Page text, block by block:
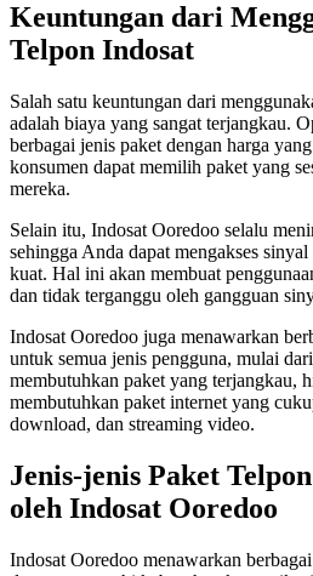
Keuntungan dari
Telpon Indosat
Salah satu keuntungan dari
adalah biaya yang sangat terjangkau.
berbagai jenis paket dengan harga
konsumen dapat memilih paket yang
mereka.
Selain itu, Indosat Ooredoo selalu
sehingga Anda dapat mengakses
kuat. Hal ini akan membuat
dan tidak terganggu oleh gangguan
Indosat Ooredoo juga menawarkan
untuk semua jenis pengguna, mulai
membutuhkan paket yang terjangkau,
membutuhkan paket internet yang
download, dan streaming video.
Jenis-jenis Paket
oleh Indosat Ooredoo
Indosat Ooredoo menawarkan